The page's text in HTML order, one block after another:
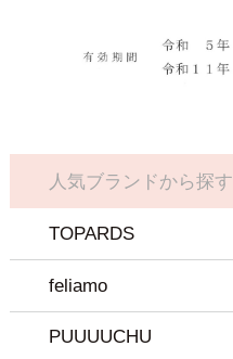
人気ブランドから探す
TOPARDS
feliamo
PUUUUCHU